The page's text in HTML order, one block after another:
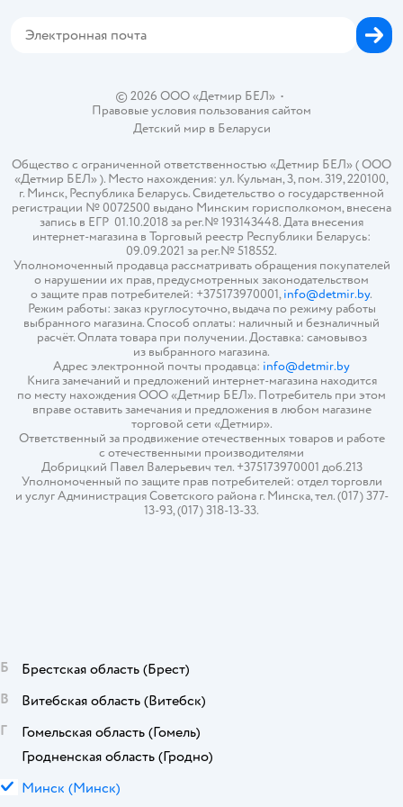
© 2026 ООО «Детмир БЕЛ»•
Правовые условия пользования сайтом
Детский мир в Беларуси
Общество с ограниченной ответственностью «Детмир БЕЛ» ( ООО
«Детмир БЕЛ» ). Место нахождения: ул. Кульман, 3, пом. 319, 220100,
г. Минск, Республика Беларусь. Свидетельство о государственной
регистрации № 0072500 выдано Минским горисполкомом, внесена
запись в ЕГР 01.10.2018 за рег.№ 193143448. Дата внесения
интернет-магазина в Торговый реестр Республики Беларусь:
09.09.2021 за рег.№ 518552.
Уполномоченный продавца рассматривать обращения покупателей
о нарушении их прав, предусмотренных законодательством
о защите прав потребителей: +375173970001,info@detmir.by.
Режим работы: заказ круглосуточно, выдача по режиму работы
выбранного магазина. Способ оплаты: наличный и безналичный
расчёт. Оплата товара при получении. Доставка: самовывоз
из выбранного магазина.
Адрес электронной почты продавца: info@detmir.by
Книга замечаний и предложений интернет-магазина находится
по месту нахождения ООО «Детмир БЕЛ». Потребитель при этом
вправе оставить замечания и предложения в любом магазине
торговой сети «Детмир».
Ответственный за продвижение отечественных товаров и работе
с отечественными производителями
Добрицкий Павел Валерьевич тел. +375173970001 доб.213
Уполномоченный по защите прав потребителей: отдел торговли
и услуг Администрация Советского района г. Минска, тел. (017) 377-
13-93, (017) 318-13-33.
Б Брестская область (Брест)
В
Витебская область (Витебск)
Г
Гомельская область (Гомель)
Гродненская область (Гродно)
М Минск (Минск)